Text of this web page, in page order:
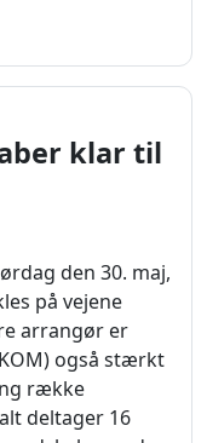
klar til
den 30. maj,
på vejene
arrangør er
også stærkt
række
deltager 16